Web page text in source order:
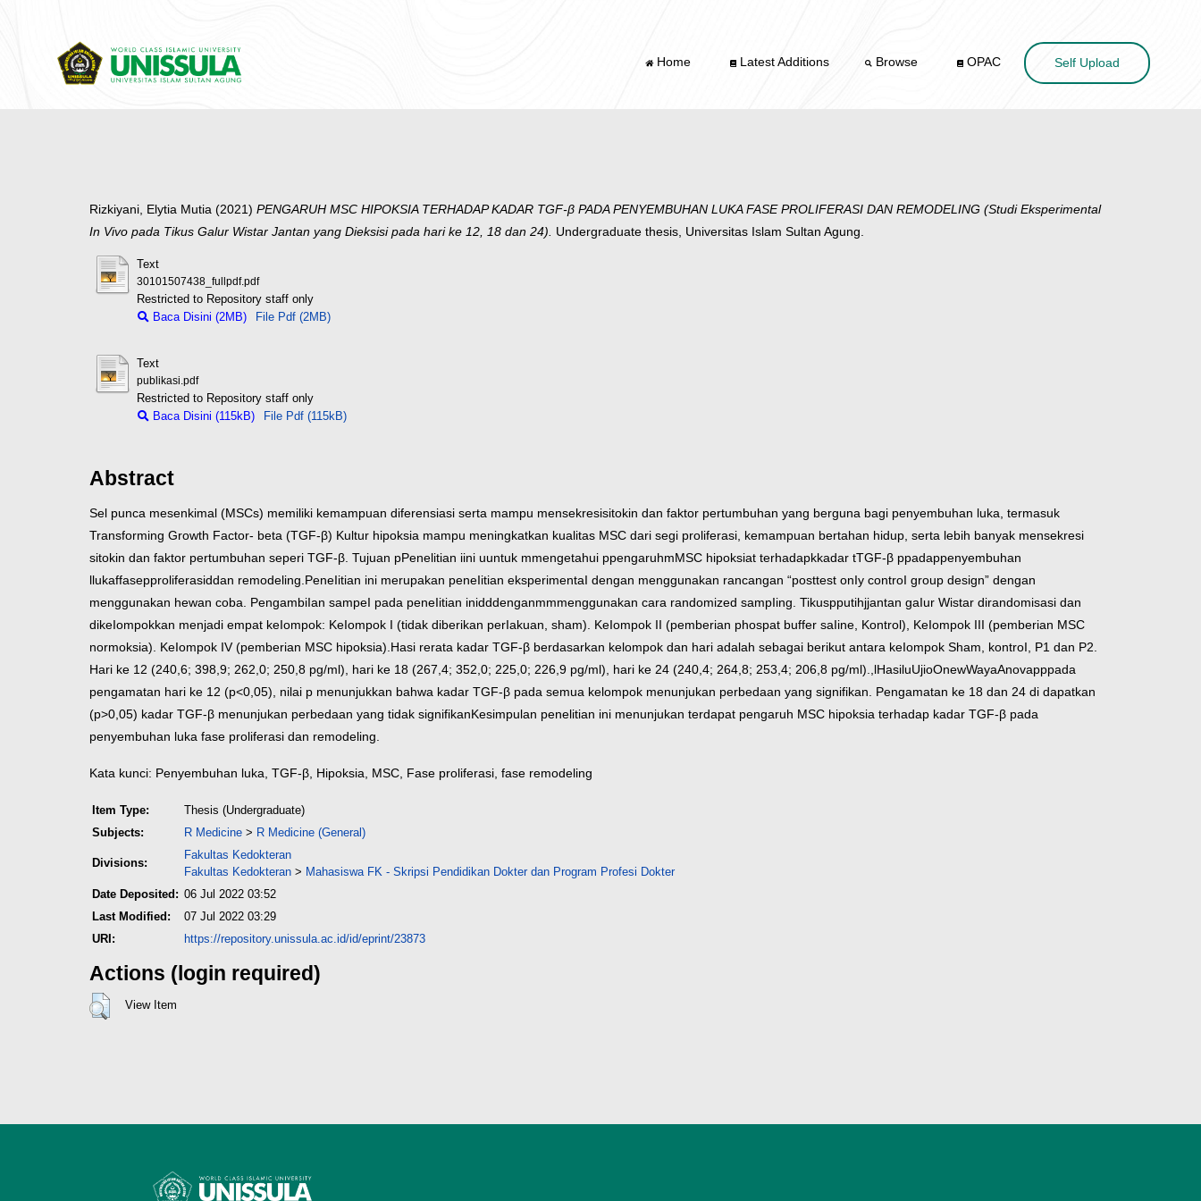
Home Latest Additions Browse OPAC Self Upload
Rizkiyani, Elytia Mutia (2021) PENGARUH MSC HIPOKSIA TERHADAP KADAR TGF-β PADA PENYEMBUHAN LUKA FASE PROLIFERASI DAN REMODELING (Studi Eksperimental
In Vivo pada Tikus Galur Wistar Jantan yang Dieksisi pada hari ke 12, 18 dan 24). Undergraduate thesis, Universitas Islam Sultan Agung.
Text
30101507438_fullpdf.pdf
Restricted to Repository staff only
Baca Disini (2MB)
File Pdf (2MB)
Text
publikasi.pdf
Restricted to Repository staff only
Baca Disini (115kB)
File Pdf (115kB)
Abstract
Sel punca mesenkimal (MSCs) memiliki kemampuan diferensiasi serta mampu mensekresisitokin dan faktor pertumbuhan yang berguna bagi penyembuhan luka, termasuk
Transforming Growth Factor- beta (TGF-β) Kultur hipoksia mampu meningkatkan kualitas MSC dari segi proliferasi, kemampuan bertahan hidup, serta lebih banyak mensekresi
sitokin dan faktor pertumbuhan seperi TGF-β. Tujuan pPenelitian iini uuntuk mmengetahui ppengaruhmMSC hipoksiat terhadapkkadar tTGF-β ppadappenyembuhan
llukaffasepproliferasiddan remodeling.PeneIitian ini merupakan peneIitian eksperimentaI dengan menggunakan rancangan “posttest onIy controI group design” dengan
menggunakan hewan coba. PengambiIan sampeI pada peneIitian inidddenganmmmenggunakan cara randomized sampIing. Tikuspputihjjantan gaIur Wistar dirandomisasi dan
dikeIompokkan menjadi empat keIompok: KeIompok I (tidak diberikan perIakuan, sham). KeIompok II (pemberian phospat buffer saIine, Kontrol), KeIompok III (pemberian MSC
normoksia). KeIompok IV (pemberian MSC hipoksia).Hasi rerata kadar TGF-β berdasarkan kelompok dan hari adalah sebagai berikut antara keIompok Sham, kontroI, P1 dan P2.
Hari ke 12 (240,6; 398,9; 262,0; 250,8 pg/ml), hari ke 18 (267,4; 352,0; 225,0; 226,9 pg/ml), hari ke 24 (240,4; 264,8; 253,4; 206,8 pg/ml).,lHasiluUjioOnewWayaAnovapppada
pengamatan hari ke 12 (p<0,05), nilai p menunjukkan bahwa kadar TGF-β pada semua kelompok menunjukan perbedaan yang signifikan. Pengamatan ke 18 dan 24 di dapatkan
(p>0,05) kadar TGF-β menunjukan perbedaan yang tidak signifikanKesimpulan penelitian ini menunjukan terdapat pengaruh MSC hipoksia terhadap kadar TGF-β pada
penyembuhan luka fase proliferasi dan remodeling.
Kata kunci: Penyembuhan luka, TGF-β, Hipoksia, MSC, Fase proliferasi, fase remodeling
Item Type:
Thesis (Undergraduate)
Subjects:
R Medicine > R Medicine (General)
Divisions:
Fakultas Kedokteran
Fakultas Kedokteran > Mahasiswa FK - Skripsi Pendidikan Dokter dan Program Profesi Dokter
Date Deposited: 06 Jul 2022 03:52
Last Modified:
07 Jul 2022 03:29
URI:
https://repository.unissula.ac.id/id/eprint/23873
Actions (login required)
View Item